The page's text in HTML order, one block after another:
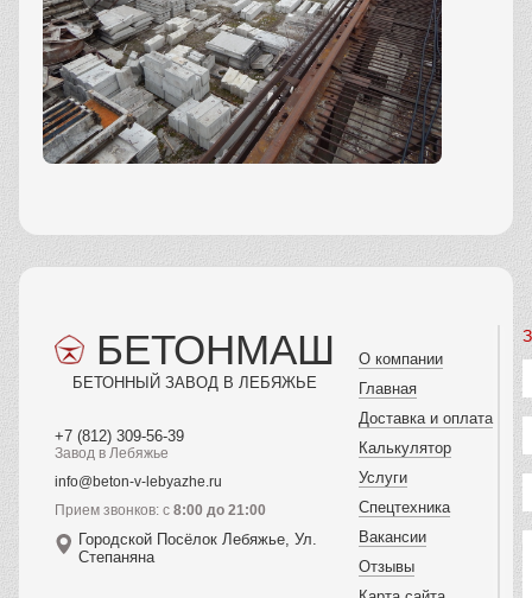
БЕТОНМАШ
БЕТОННЫЙ ЗАВОД В ЛЕБЯЖЬЕ
+7 (812) 309-56-39
Завод в Лебяжье
info@beton-v-lebyazhe.ru
Прием звонков: с 8:00 до 21:00
Городской Посёлок Лебяжье, Ул.
Степаняна
О компании
Главная
Доставка и оплата
Калькулятор
Услуги
Спецтехника
Вакансии
Отзывы